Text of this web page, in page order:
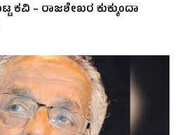
ಕವಿ – ರಾಜಶೇಖರ ಕುಕ್ಕುಂದಾ